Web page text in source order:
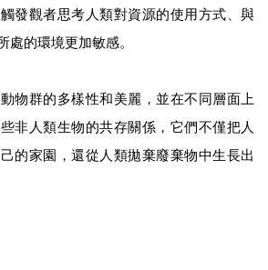
發觀者思考人類對資源的使用方式、與
處的環境更加敏感。
物群的多樣性和美麗，並在不同層面上
非人類生物的共存關係，它們不僅把人
的家園，還從人類拋棄廢棄物中生長出